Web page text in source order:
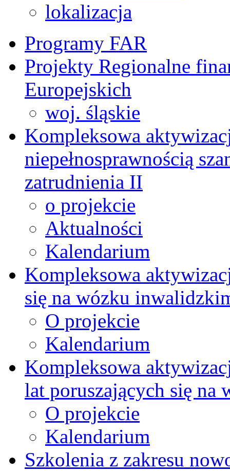
lokalizacja
Programy FAR
Projekty Regionalne
Europejskich
woj. śląskie
Kompleksowa
niepełnosprawnością
zatrudnienia II
o projekcie
Aktualności
Kalendarium
Kompleksowa
się na wózku
O projekcie
Kalendarium
Kompleksowa
lat poruszających się
O projekcie
Kalendarium
Szkolenia z zakresu